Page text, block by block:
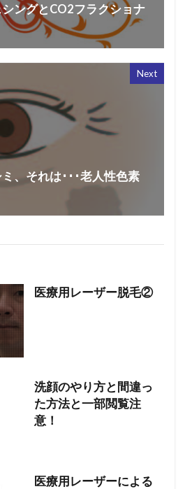
ングとCO2フラクショナ
Next
、それは･･･老人性色素
医療用レーザー脱毛②
洗顔のやり方と間違っ
た方法と一部閲覧注
意！
医療用レーザーによる